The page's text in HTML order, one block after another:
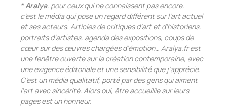
* Aralya, pour ceux qui ne connaissent pas encore,
c’est le média qui pose un regard différent sur l’art actuel
et ses acteurs. Articles de critiques d’art et d’historiens,
portraits d’artistes, agenda des expositions, coups de
cœur sur des œuvres chargées d’émotion… Aralya.frest
une fenêtre ouverte sur la création contemporaine, avec
une exigence éditoriale et une sensibilité que j’apprécie.
C’est un média qualitatif, porté par des gens qui aiment
l’art avec sincérité. Alors oui, être accueillie sur leurs
pages est un honneur.